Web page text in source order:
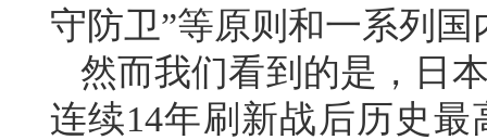
守防卫”等原则和一系列国
然而我们看到的是，日
连续14年刷新战后历史